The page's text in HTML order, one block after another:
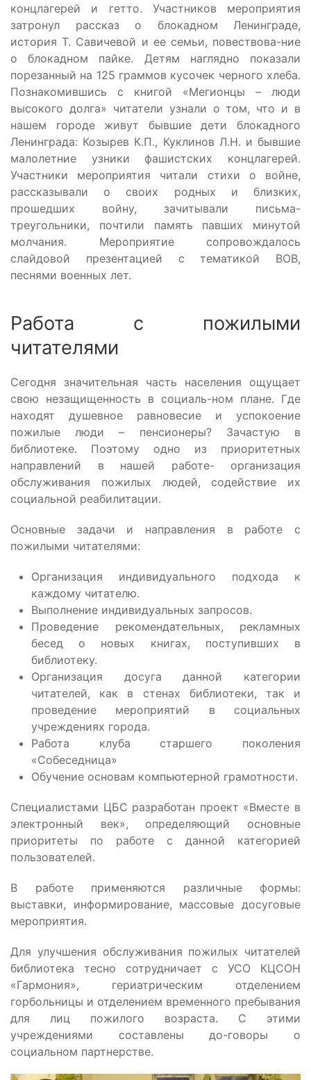
концлагерей и гетто. Участников мероприятия
затронул рассказ о блокадном Ленинграде,
история Т. Савичевой и ее семьи, повествова-ние
о блокадном пайке. Детям наглядно показали
порезанный на 125 граммов кусочек черного хлеба.
Познакомившись с книгой «Мегионцы – люди
высокого долга» читатели узнали о том, что и в
нашем городе живут бывшие дети блокадного
Ленинграда: Козырев К.П., Куклинов Л.Н. и бывшие
малолетние узники фашистских концлагерей.
Участники мероприятия читали стихи о войне,
рассказывали о своих родных и близких,
прошедших войну, зачитывали письма-
треугольники, почтили память павших минутой
молчания. Мероприятие сопровождалось
слайдовой презентацией с тематикой ВОВ,
песнями военных лет.
Работа с пожилыми
читателями
Сегодня значительная часть населения ощущает
свою незащищенность в социаль-ном плане. Где
находят душевное равновесие и успокоение
пожилые люди – пенсионеры? Зачастую в
библиотеке. Поэтому одно из приоритетных
направлений в нашей работе- организация
обслуживания пожилых людей, содействие их
социальной реабилитации.
Основные задачи и направления в работе с
пожилыми читателями:
Организация индивидуального подхода к
каждому читателю.
Выполнение индивидуальных запросов.
Проведение рекомендательных, рекламных
бесед о новых книгах, поступивших в
библиотеку.
Организация досуга данной категории
читателей, как в стенах библиотеки, так и
проведение мероприятий в социальных
учреждениях города.
Работа клуба старшего поколения
«Собеседница»
Обучение основам компьютерной грамотности.
Специалистами ЦБС разработан проект «Вместе в
электронный век», определяющий основные
приоритеты по работе с данной категорией
пользователей.
В работе применяются различные формы:
выставки, информирование, массовые досуговые
мероприятия.
Для улучшения обслуживания пожилых читателей
библиотека тесно сотрудничает с УСО КЦСОН
«Гармония», гериатрическим отделением
горбольницы и отделением временного пребывания
для лиц пожилого возраста. С этими
учреждениями составлены до-говоры о
социальном партнерстве.